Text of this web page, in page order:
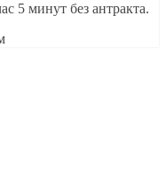
5 минут без антракта.